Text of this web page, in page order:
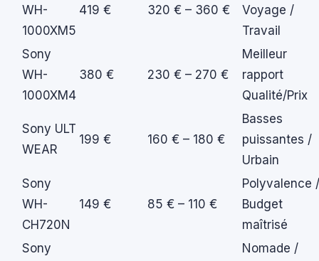
WH-
1000XM5
419 € 320 € – 360 €
Voyage /
Travail
Sony
WH-
1000XM4
380 € 230 € – 270 €
Meilleur
rapport
Qualité/Prix
Sony ULT
WEAR
199 € 160 € – 180 €
Basses
puissantes /
Urbain
Sony
WH-
CH720N
149 € 85 € – 110 €
Polyvalence /
Budget
maîtrisé
Sony
Nomade /